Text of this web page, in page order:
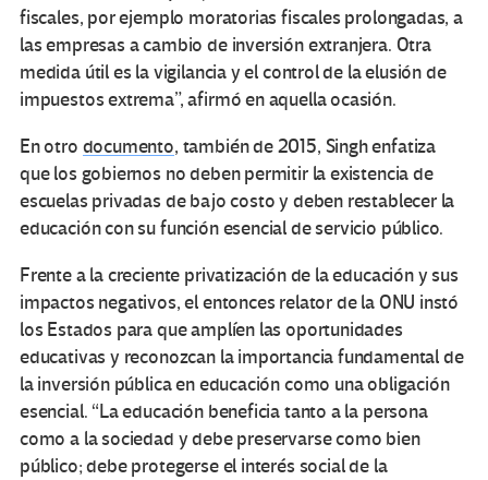
fiscales, por ejemplo moratorias fiscales prolongadas, a
las empresas a cambio de inversión extranjera. Otra
medida útil es la vigilancia y el control de la elusión de
impuestos extrema”, afirmó en aquella ocasión.
En otro documento, también de 2015, Singh enfatiza
que los gobiernos no deben permitir la existencia de
escuelas privadas de bajo costo y deben restablecer la
educación con su función esencial de servicio público.
Frente a la creciente privatización de la educación y sus
impactos negativos, el entonces relator de la ONU instó
los Estados para que amplíen las oportunidades
educativas y reconozcan la importancia fundamental de
la inversión pública en educación como una obligación
esencial. “La educación beneficia tanto a la persona
como a la sociedad y debe preservarse como bien
público; debe protegerse el interés social de la